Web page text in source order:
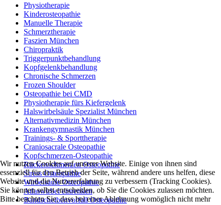
Physiotherapie
Kinderosteopathie
Manuelle Therapie
Schmerztherapie
Faszien München
Chiropraktik
Triggerpunktbehandlung
Kopfgelenkbehandlung
Chronische Schmerzen
Frozen Shoulder
Osteopathie bei CMD
Physiotherapie fürs Kiefergelenk
Halswirbelsäule Spezialist München
Alternativmedizin München
Krankengymnastik München
Trainings- & Sporttherapie
Craniosacrale Osteopathie
Kopfschmerzen-Osteopathie
Rückenschmerzen Osteopathie
Stress Osteopathie
Wirbelsäule Osteopathie
Atlaswirbel einrenken
Bandscheibenvorfall Osteopathie
Wir nutzen Cookies auf unserer Website. Einige von ihnen sind
essenziell für den Betrieb der Seite, während andere uns helfen, diese
Website und die Nutzererfahrung zu verbessern (Tracking Cookies).
Sie können selbst entscheiden, ob Sie die Cookies zulassen möchten.
Bitte beachten Sie, dass bei einer Ablehnung womöglich nicht mehr